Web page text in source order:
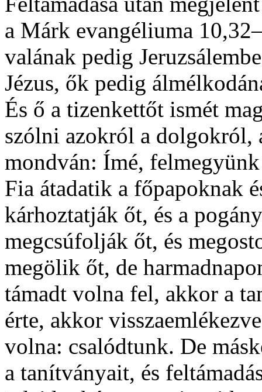
a Márk evangéliuma
valának pedig
Jézus, ők pedig
És ő a tizenkettőt ismét
szólni azokról a dolgokról,
mondván: Ímé, felmegyünk
Fia átadatik a főpapoknak
kárhoztatják őt, és a
megcsúfolják őt, és
megölik őt, de
támadt volna fel, akkor a
érte, akkor
volna: csalódtunk. De
a tanítványait, és